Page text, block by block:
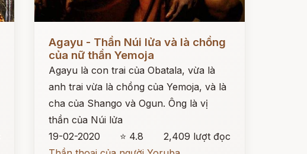
Agayu - Thần Núi lửa và là chồng
của nữ thần Yemoja
Agayu là con trai của Obatala, vừa là
anh trai vừa là chồng của Yemoja, và là
cha của Shango và Ogun. Ông là vị
thần của Núi lửa
19-02-2020
⭐ 4.8
2,409 lượt đọc